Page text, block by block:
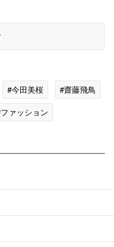
#今田美桜
#齋藤飛鳥
ァッション